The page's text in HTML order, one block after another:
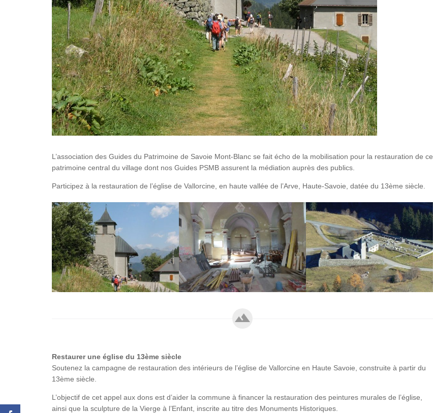
L’association des Guides du Patrimoine de Savoie Mont-Blanc se fait écho de la mobilisation pour la restauration de ce
patrimoine central du village dont nos Guides PSMB assurent la médiation auprès des publics.
Participez à la restauration de l’église de Vallorcine, en haute vallée de l’Arve, Haute-Savoie, datée du 13ème siècle.
Restaurer une église du 13ème siècle
Soutenez la campagne de restauration des intérieurs de l’église de Vallorcine en Haute Savoie, construite à partir du
13ème siècle.
L’objectif de cet appel aux dons est d’aider la commune à financer la restauration des peintures murales de l’église,
ainsi que la sculpture de la Vierge à l’Enfant, inscrite au titre des Monuments Historiques.